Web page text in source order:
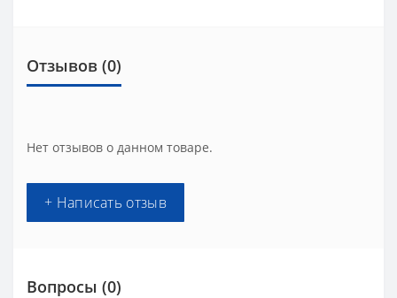
Отзывов (0)
Нет отзывов о данном товаре.
+ Написать отзыв
Вопросы (0)